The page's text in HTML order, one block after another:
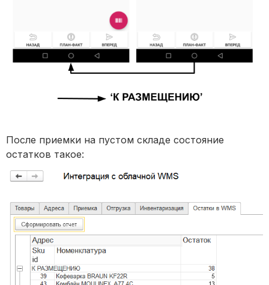
После приемки на пустом складе состояние
остатков такое: